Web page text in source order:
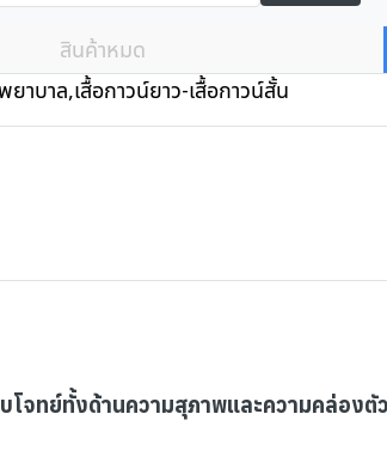
สินค้าหมด
ยาบาล,เสื้อกาวน์ยาว-เสื้อกาวน์สั้น
จทย์ทั้งด้านความสุภาพและความคล่องตัว